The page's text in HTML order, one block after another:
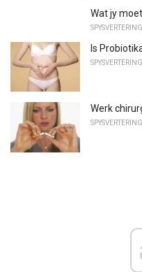
Wat jy
Is
Werk